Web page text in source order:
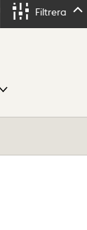
Filtrera